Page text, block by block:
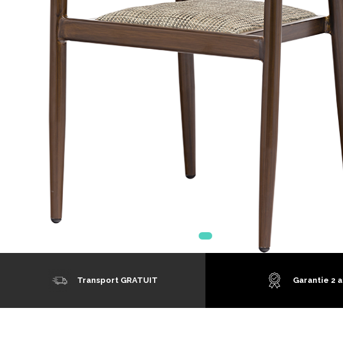
Mobilier Terasa
Scaune terasa
Transport GRATUIT Garantie 2